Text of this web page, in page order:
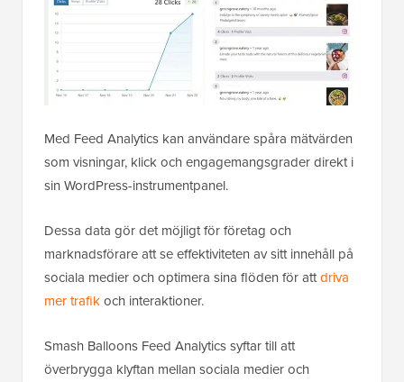
Med Feed Analytics kan användare spåra mätvärden
som visningar, klick och engagemangsgrader direkt i
sin WordPress-instrumentpanel.
Dessa data gör det möjligt för företag och
marknadsförare att se effektiviteten av sitt innehåll på
sociala medier och optimera sina flöden för attdriva
mer trafikoch interaktioner.
Smash Balloons Feed Analytics syftar till att
överbrygga klyftan mellan sociala medier och